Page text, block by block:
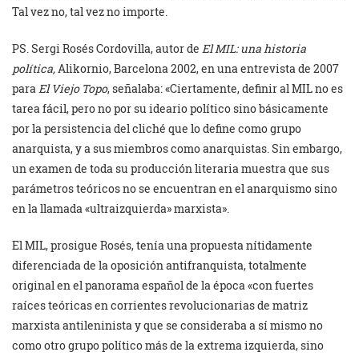
Tal vez no, tal vez no importe.
PS. Sergi Rosés Cordovilla, autor de El MIL: una historia
política,Alikornio, Barcelona 2002, en una entrevista de 2007
paraEl Viejo Topo, señalaba: «Ciertamente, definir al MIL no es
tarea fácil, pero no por su ideario político sino básicamente
por la persistencia del cliché que lo define como grupo
anarquista, y a sus miembros como anarquistas. Sin embargo,
un examen de toda su producción literaria muestra que sus
parámetros teóricos no se encuentran en el anarquismo sino
en la llamada «ultraizquierda» marxista».
El MIL, prosigue Rosés, tenía una propuesta nítidamente
diferenciada de la oposición antifranquista, totalmente
original en el panorama español de la época «con fuertes
raíces teóricas en corrientes revolucionarias de matriz
marxista antileninista y que se consideraba a sí mismo no
como otro grupo político más de la extrema izquierda, sino